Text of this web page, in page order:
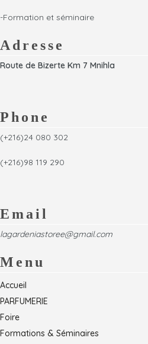
aucune réaction.
-Formation et séminaire
Adresse
Route de Bizerte Km 7 Mnihla
Phone
(+216)24 080 302
(+216)98 119 290
Email
lagardeniastoree@gmail.com
Menu
Accueil
PARFUMERIE
Foire
Formations & Séminaires